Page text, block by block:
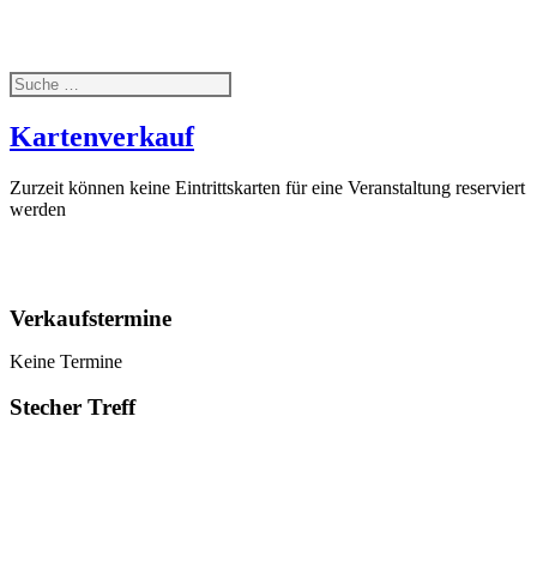
Kartenverkauf
Zurzeit können keine Eintrittskarten für eine Veranstaltung reserviert
werden
Verkaufstermine
Keine Termine
Stecher Treff